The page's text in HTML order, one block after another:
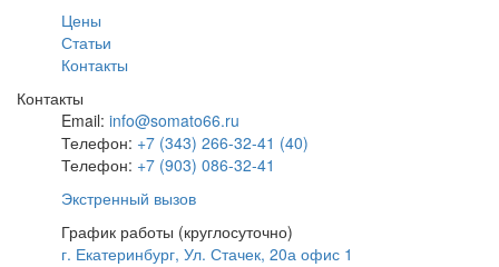
Цены
Статьи
Контакты
Контакты
Email: info@somato66.ru
Телефон: +7 (343) 266-32-41 (40)
Телефон: +7 (903) 086-32-41
Экстренный вызов
График работы (круглосуточно)
г. Екатеринбург, Ул. Стачек, 20а офис 1